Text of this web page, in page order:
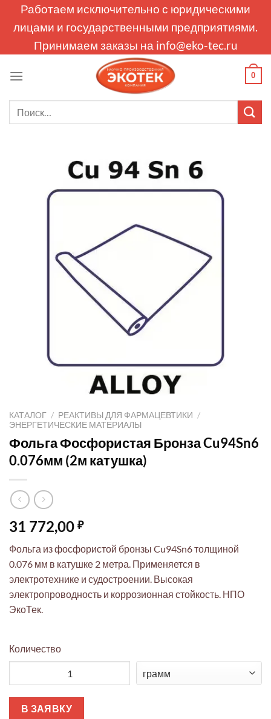
Работаем исключительно с юридическими
лицами и государственными предприятиями.
Принимаем заказы на info@eko-tec.ru
0
КАТАЛОГ / РЕАКТИВЫ ДЛЯ ФАРМАЦЕВТИКИ /
ЭНЕРГЕТИЧЕСКИЕ МАТЕРИАЛЫ
Фольга Фосфористая Бронза Cu94Sn6
0.076мм (2м катушка)
31 772,00 ₽
Фольга из фосфористой бронзы Cu94Sn6 толщиной
0.076 мм в катушке 2 метра. Применяется в
электротехнике и судостроении. Высокая
электропроводность и коррозионная стойкость. НПО
ЭкоТек.
Количество
В ЗАЯВКУ